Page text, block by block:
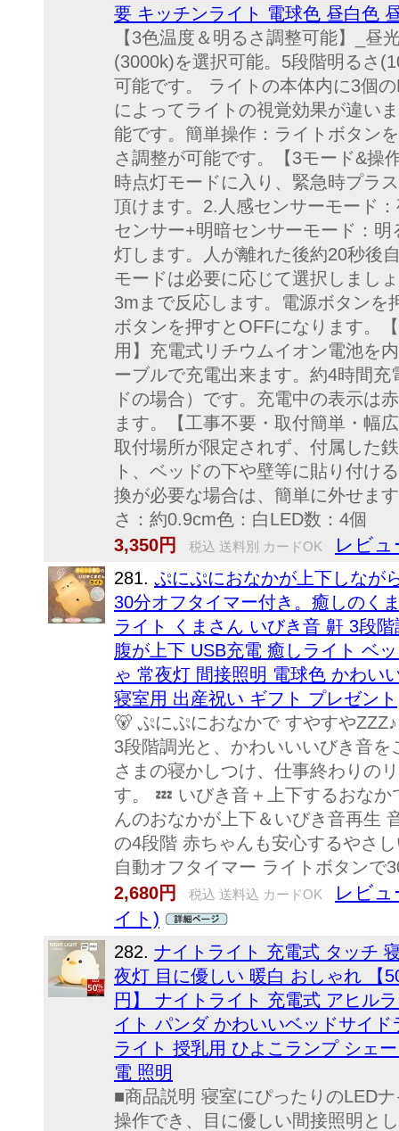
要 キッチンライト 電球色 昼白色
【3色温度＆明るさ調整可能】_昼
(3000k)を選択可能。5段階明るさ
可能です。 ライトの本体内に3個
によってライトの視覚効果が違い
能です。簡単操作：ライトボタン
さ調整が可能です。【3モード&操
時点灯モードに入り、緊急時プラ
頂けます。2.人感センサーモード
センサー+明暗センサーモード：
灯します。人が離れた後約20秒後
モードは必要に応じて選択しまし
3mまで反応します。電源ボタンを
ボタンを押すとOFFになります。
用】充電式リチウムイオン電池を
ーブルで充電出来ます。約4時間
ドの場合）です。充電中の表示は
ます。【工事不要・取付簡単・幅
取付場所が限定されず、付属した
ト、ベッドの下や壁等に貼り付け
換が必要な場合は、簡単に外せま
さ：約0.9cm色：白LED数：4個
3,350円
税込 送料別 カードOK レビュ
281. ぷにぷにおなかが上下しなが
30分オフタイマー付き。癒しのく
ライト くまさん いびき音 鼾 3段
腹が上下 USB充電 癒しライト ベ
ゃ 常夜灯 間接照明 電球色 かわい
寝室用 出産祝い ギフト プレゼント
🐻 ぷにぷにおなかで すやすや
3段階調光と、かわいいいびき音
さまの寝かしつけ、仕事終わりの
す。 💤 いびき音＋上下するおなか
んのおなかが上下＆いびき音再
の4段階 赤ちゃんも安心するやさ
自動オフタイマー ライトボタンで
2,680円
税込 送料込 カードOK
レビュ
イト)
282. ナイトライト 充電式 タッチ
夜灯 目に優しい 暖白 おしゃれ 【
円】 ナイトライト 充電式 アヒル
イト パンダ かわいいベッドサイ
ライト 授乳用 ひよこランプ シェ
電 照明
■商品説明 寝室にぴったりのLED
操作でき、目に優しい間接照明と